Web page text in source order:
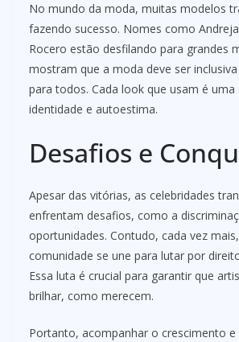
No mundo da moda, muitas modelos
fazendo sucesso. Nomes como
Rocero estão desfilando para grandes
mostram que a moda deve ser
para todos. Cada look que usam é uma
identidade e autoestima.
Desafios e
Apesar das vitórias, as celebridades
enfrentam desafios, como a
oportunidades. Contudo, cada vez
comunidade se une para lutar por
Essa luta é crucial para garantir que
brilhar, como merecem.
Portanto, acompanhar o crescimento e